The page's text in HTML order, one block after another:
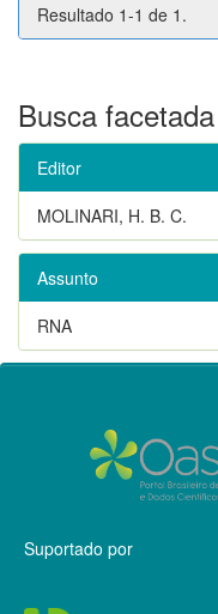
Resultado 1-1 de 1.
Busca facetada
Editor
MOLINARI, H. B. C.
Assunto
RNA
Suportado por